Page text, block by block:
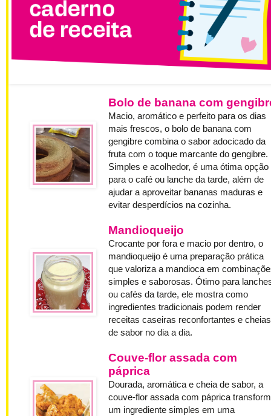
Bolo de banana com
Macio, aromático e perfeito para os dias
mais frescos, o bolo de banana com
gengibre combina o sabor adocicado da
fruta com o toque marcante do gengibre.
Simples e acolhedor, é uma ótima opção
para o café ou lanche da tarde, além de
ajudar a aproveitar bananas maduras e
evitar desperdícios na cozinha.
Mandioqueijo
Crocante por fora e macio por dentro, o
mandioqueijo é uma preparação prática
que valoriza a mandioca em
simples e saborosas. Ótimo para
ou cafés da tarde, ele mostra como
ingredientes tradicionais podem render
receitas caseiras reconfortantes e cheias
de sabor no dia a dia.
Couve-flor assada com
páprica
Dourada, aromática e cheia de sabor, a
couve-flor assada com páprica
um ingrediente simples em uma